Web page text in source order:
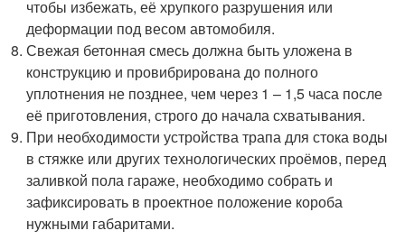
чтобы избежать, её хрупкого разрушения или
деформации под весом автомобиля.
Свежая бетонная смесь должна быть уложена в
конструкцию и провибрирована до полного
уплотнения не позднее, чем через 1 – 1,5 часа после
её приготовления, строго до начала схватывания.
При необходимости устройства трапа для стока воды
в стяжке или других технологических проёмов, перед
заливкой пола гараже, необходимо собрать и
зафиксировать в проектное положение короба
нужными габаритами.